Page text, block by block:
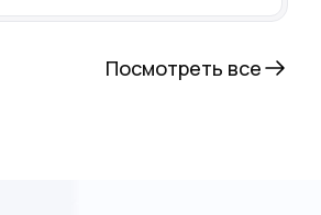
Посмотреть все